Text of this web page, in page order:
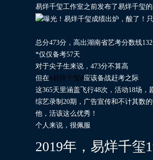
易烊千玺工作室之前发布了易烊千玺的
总分473分，高出湖南省艺考分数线
*仅仅备考57天
对于尖子生来说，473分不算高
但在#易烊千玺#应该备战赶考之际
这365天里涵盖飞行48次，活动18场，
综艺录制20期，广告宣传和不计其数
他，活该这么优秀！
个人来说，很佩服
2019年，易烊千玺